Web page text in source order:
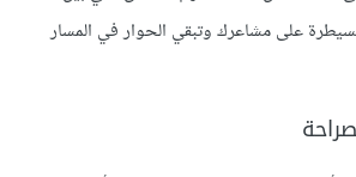
على مشاعرك وتبقي الحوار في المسار